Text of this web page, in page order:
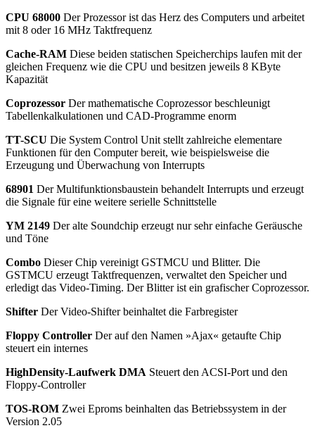
CPU 68000 Der Prozessor ist das Herz des Computers und arbeitet
mit 8 oder 16 MHz Taktfrequenz
Cache-RAM Diese beiden statischen Speicherchips laufen mit der
gleichen Frequenz wie die CPU und besitzen jeweils 8 KByte
Kapazität
Coprozessor Der mathematische Coprozessor beschleunigt
Tabellenkalkulationen und CAD-Programme enorm
TT-SCU Die System Control Unit stellt zahlreiche elementare
Funktionen für den Computer bereit, wie beispielsweise die
Erzeugung und Überwachung von Interrupts
68901 Der Multifunktionsbaustein behandelt Interrupts und erzeugt
die Signale für eine weitere serielle Schnittstelle
YM 2149 Der alte Soundchip erzeugt nur sehr einfache Geräusche
und Töne
Combo Dieser Chip vereinigt GSTMCU und Blitter. Die
GSTMCU erzeugt Taktfrequenzen, verwaltet den Speicher und
erledigt das Video-Timing. Der Blitter ist ein grafischer Coprozessor.
Shifter Der Video-Shifter beinhaltet die Farbregister
Floppy Controller Der auf den Namen »Ajax« getaufte Chip
steuert ein internes
HighDensity-Laufwerk DMA Steuert den ACSI-Port und den
Floppy-Controller
TOS-ROM Zwei Eproms beinhalten das Betriebssystem in der
Version 2.05